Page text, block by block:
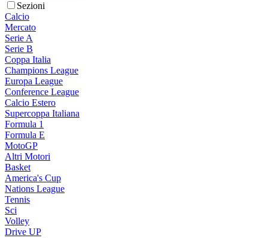
Sezioni
Calcio
Mercato
Serie A
Serie B
Coppa Italia
Champions League
Europa League
Conference League
Calcio Estero
Supercoppa Italiana
Formula 1
Formula E
MotoGP
Altri Motori
Basket
America's Cup
Nations League
Tennis
Sci
Volley
Drive UP